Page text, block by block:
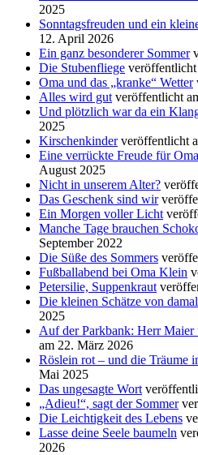
2025
Sonntagsfreuden und ein
12. April 2026
Ein ganz besonderer Sommer
Die Stubenfliege
Oma und das „kranke“ Wetter
Alles wird gut veröffentlicht
Und plötzlich war da ein
2025
Kirschenkinder veröffentlicht
Eine verrückte Freude für
August 2025
Nicht in unserem Alter?
Das Geschenk sind wir
Ein Morgen voller Licht
Manche Tage brauchen
September 2022
Die Süße des Sommers
Fußballabend bei Oma Klein
Petersilie, Suppenkraut
Die kleinen Schätze von
2025
Auf der Parkbank: Herr
am 22. März 2026
Röslein rot – und die Träume
Mai 2025
Das ungesagte Wort
„Adieu!“, sagt der Sommer
Die Leichtigkeit des Lebens
Lasse deine Seele baumeln
2026